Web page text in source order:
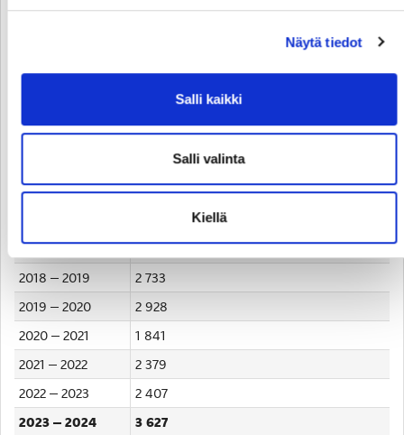
Näytä tiedot
Salli kaikki
Salli valinta
Kiellä
FÖRSTA HEMMAMATCHERNA
Säsong Publiksnitt 5 hemmamatcher
2015 – 2016
3 089
2017 – 2018
2 827
2018 – 2019
2 733
2019 – 2020
2 928
2020 – 2021
1 841
2021 – 2022
2 379
2022 – 2023
2 407
2023 – 2024 3 627